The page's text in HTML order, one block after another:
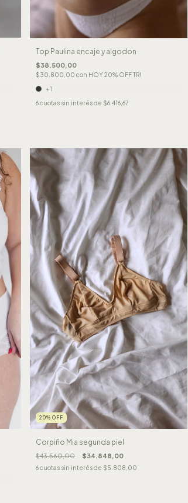
Top Paulina encaje y algodon
$38.500,00
$30.800,00 con HOY 20% OFF TR!
+1
6cuotas sin interés de $6.416,67
20% OFF
Corpiño Mia segunda piel
$43.560,00 $34.848,00
6cuotas sin interés de $5.808,00